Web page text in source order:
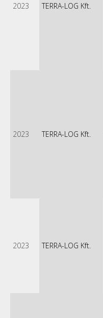
2023 TERRA-LOG Kft.
2023 TERRA-LOG Kft.
2023 TERRA-LOG Kft.